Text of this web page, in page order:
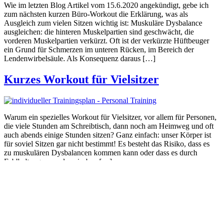
Wie im letzten Blog Artikel vom 15.6.2020 angekündigt, gebe ich
zum nächsten kurzen Büro-Workout die Erklärung, was als
Ausgleich zum vielen Sitzen wichtig ist: Muskuläre Dysbalance
ausgleichen: die hinteren Muskelpartien sind geschwächt, die
vorderen Muskelpartien verkürzt. Oft ist der verkürzte Hüftbeuger
ein Grund für Schmerzen im unteren Rücken, im Bereich der
Lendenwirbelsäule. Als Konsequenz daraus […]
Kurzes Workout für Vielsitzer
Warum ein spezielles Workout für Vielsitzer, vor allem für Personen,
die viele Stunden am Schreibtisch, dann noch am Heimweg und oft
auch abends einige Stunden sitzen? Ganz einfach: unser Körper ist
für soviel Sitzen gar nicht bestimmt! Es besteht das Risiko, dass es
zu muskulären Dysbalancen kommen kann oder dass es durch
Fehlhaltungen zu chronischen […]